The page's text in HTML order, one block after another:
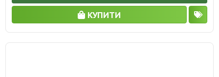
КУПИТИ